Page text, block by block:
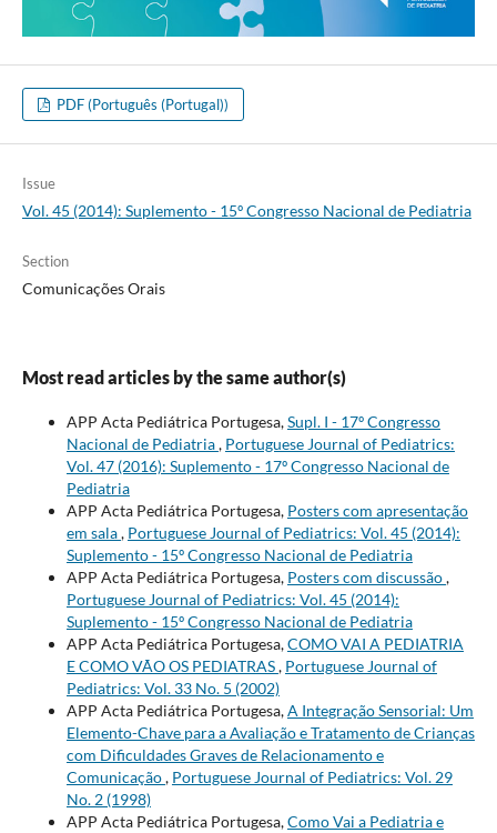
PDF (Português (Portugal))
Issue
Vol. 45 (2014): Suplemento - 15º Congresso Nacional de Pediatria
Section
Comunicações Orais
Most read articles by the same author(s)
APP Acta Pediátrica Portugesa,Supl. I - 17º Congresso
Nacional de Pediatria, Portuguese Journal of Pediatrics:
Vol. 47 (2016): Suplemento - 17º Congresso Nacional de
Pediatria
APP Acta Pediátrica Portugesa, Posters com apresentação
em sala, Portuguese Journal of Pediatrics: Vol. 45 (2014):
Suplemento - 15º Congresso Nacional de Pediatria
APP Acta Pediátrica Portugesa, Posters com discussão,
Portuguese Journal of Pediatrics: Vol. 45 (2014):
Suplemento - 15º Congresso Nacional de Pediatria
APP Acta Pediátrica Portugesa,COMO VAI A PEDIATRIA
E COMO VÃO OS PEDIATRAS, Portuguese Journal of
Pediatrics: Vol. 33 No. 5 (2002)
APP Acta Pediátrica Portugesa,A Integração Sensorial: Um
Elemento-Chave para a Avaliação e Tratamento de Crianças
com Dificuldades Graves de Relacionamento e
Comunicação, Portuguese Journal of Pediatrics: Vol. 29
No. 2 (1998)
APP Acta Pediátrica Portugesa,Como Vai a Pediatria e